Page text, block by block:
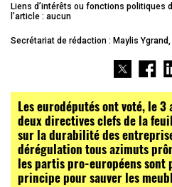
Liens d’intérêts ou fonctions politiques
l’article : aucun
Secrétariat de rédaction : Maylis
Les eurodéputés ont voté, le
deux directives clefs de la
sur la durabilité des
dérégulation tous azimuts
les partis pro-européens sont
principe pour sauver les